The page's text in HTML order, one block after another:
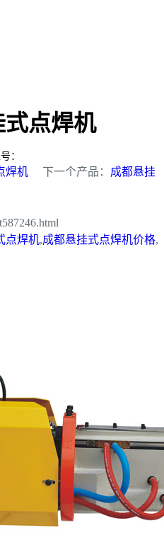
点焊机
：
焊机 下一个产品： 成都悬挂
点焊机,成都悬挂式点焊机价格,